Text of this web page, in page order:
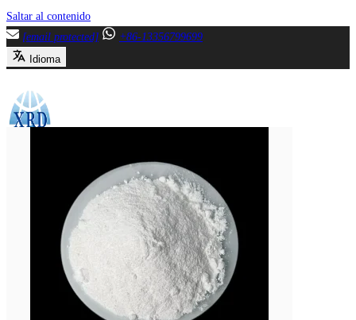
Saltar al contenido
[email protected]
+86-13356799699
Idioma